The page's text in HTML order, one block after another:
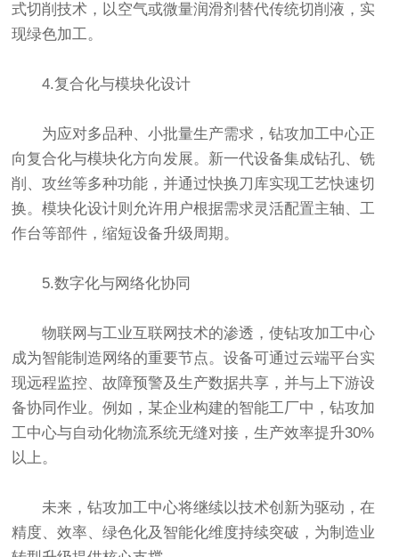
式切削技术，以空气或微量润滑剂替代传统切削液，实
现绿色加工。
4.复合化与模块化设计
为应对多品种、小批量生产需求，钻攻加工中心正
向复合化与模块化方向发展。新一代设备集成钻孔、铣
削、攻丝等多种功能，并通过快换刀库实现工艺快速切
换。模块化设计则允许用户根据需求灵活配置主轴、工
作台等部件，缩短设备升级周期。
5.数字化与网络化协同
物联网与工业互联网技术的渗透，使钻攻加工中心
成为智能制造网络的重要节点。设备可通过云端平台实
现远程监控、故障预警及生产数据共享，并与上下游设
备协同作业。例如，某企业构建的智能工厂中，钻攻加
工中心与自动化物流系统无缝对接，生产效率提升30%
以上。
未来，钻攻加工中心将继续以技术创新为驱动，在
精度、效率、绿色化及智能化维度持续突破，为制造业